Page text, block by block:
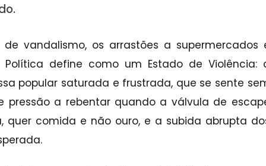
vandalismo, os arrastões a supermercados
define como um Estado de Violência:
popular saturada e frustrada, que se sente
pressão a rebentar quando a válvula de
comida e não ouro, e a subida abrupta